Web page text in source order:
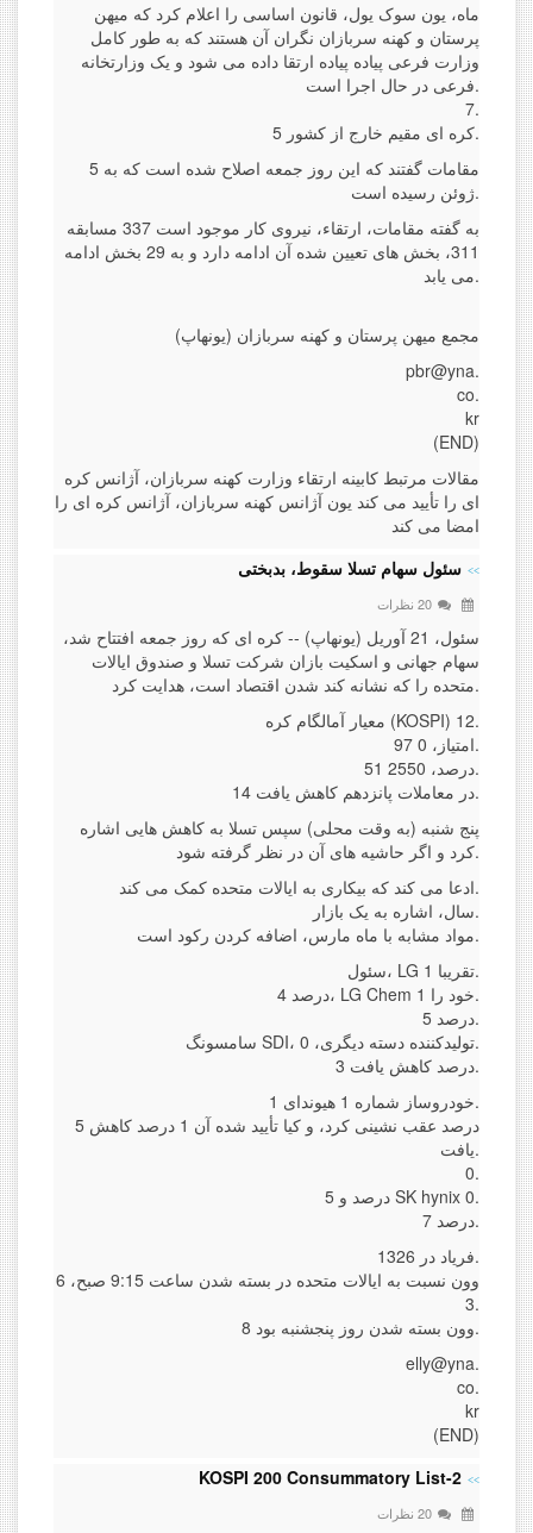
ماه، یون سوک یول، قانون اساسی را اعلام کرد که میهن
پرستان و کهنه سربازان نگران آن هستند که به طور کامل
وزارت فرعی پیاده پیاده ارتقا داده می شود و یک وزارتخانه
فرعی در حال اجرا است.
7.
5 کره ای مقیم خارج از کشور.
مقامات گفتند که این روز جمعه اصلاح شده است که به 5
ژوئن رسیده است.
به گفته مقامات، ارتقاء، نیروی کار موجود است 337 مسابقه
311، بخش های تعیین شده آن ادامه دارد و به 29 بخش ادامه
می یابد.
مجمع میهن پرستان و کهنه سربازان (یونهاپ)
pbr@yna.
co.
kr
(END)
مقالات مرتبط کابینه ارتقاء وزارت کهنه سربازان، آژانس کره
ای را تأیید می کند یون آژانس کهنه سربازان، آژانس کره ای را
امضا می کند
سئول سهام تسلا سقوط، بدبختی
20 نظرات
سئول، 21 آوریل (یونهاپ) -- کره ای که روز جمعه افتتاح شد،
سهام جهانی و اسکیت بازان شرکت تسلا و صندوق ایالات
متحده را که نشانه کند شدن اقتصاد است، هدایت کرد.
معیار آمالگام کره (KOSPI) 12.
97 امتیاز، 0.
51 درصد، 2550.
14 در معاملات پانزدهم کاهش یافت.
پنج شنبه (به وقت محلی) سپس تسلا به کاهش هایی اشاره
کرد و اگر حاشیه های آن در نظر گرفته شود.
ادعا می کند که بیکاری به ایالات متحده کمک می کند.
سال، اشاره به یک بازار.
مواد مشابه با ماه مارس، اضافه کردن رکود است.
سئول، LG تقریبا 1.
4 درصد، LG Chem خود را 1.
5 درصد.
سامسونگ SDI، تولیدکننده دسته دیگری، 0.
3 درصد کاهش یافت.
خودروساز شماره 1 هیوندای 1.
5 درصد عقب نشینی کرد، و کیا تأیید شده آن 1 درصد کاهش
یافت.
0.
5 درصد و SK hynix 0.
7 درصد.
فریاد در 1326.
6 وون نسبت به ایالات متحده در بسته شدن ساعت 9:15 صبح،
3.
8 وون بسته شدن روز پنجشنبه بود.
elly@yna.
co.
kr
(END)
KOSPI 200 Consummatory List-2
20 نظرات